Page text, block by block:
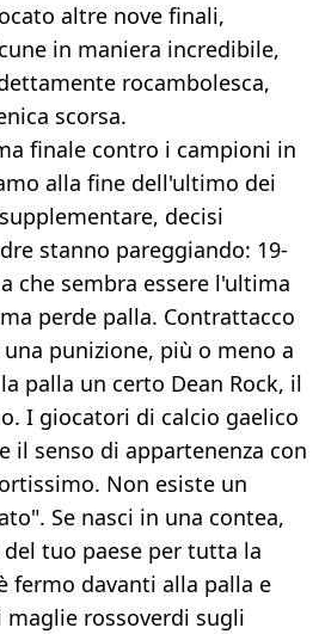
altre nove finali,
in maniera incredibile,
rocambolesca,
scorsa.
finale contro i campioni in
alla fine dell'ultimo dei
decisi
stanno pareggiando: 19-
che sembra essere l'ultima
perde palla. Contrattacco
punizione, più o meno a
palla un certo Dean Rock, il
I giocatori di calcio gaelico
senso di appartenenza con
Non esiste un
Se nasci in una contea,
tuo paese per tutta la
fermo davanti alla palla e
rossoverdi sugli